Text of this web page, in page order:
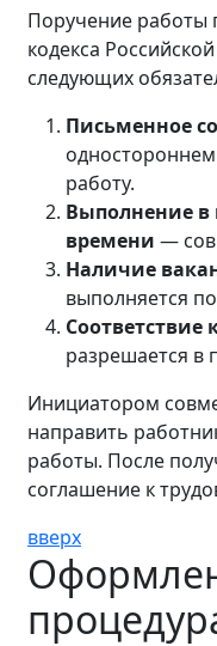
Поручение работы
кодекса
следующих
Письменное
работу.
Выполнение в
времени —
Наличие
выполняется
разрешается в
Инициатором
направить
работы. После
соглашение к
вверх